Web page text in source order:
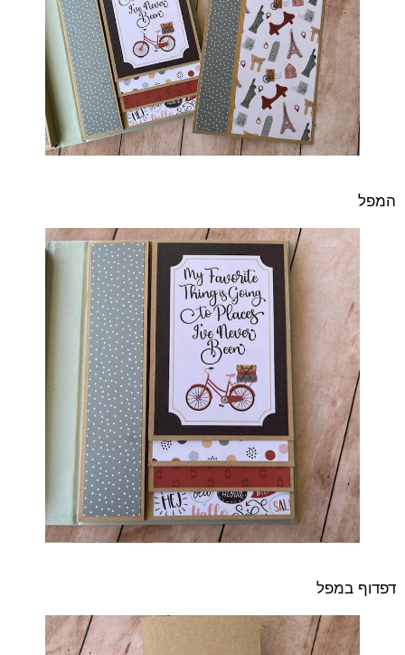
המפל
דפדוף במפל